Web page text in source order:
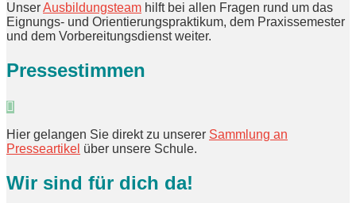
UnserAusbildungsteam hilft bei allen Fragen rund um das
Eignungs- und Orientierungspraktikum, dem Praxissemester
und dem Vorbereitungsdienst weiter.
Pressestimmen
Hier gelangen Sie direkt zu unserer Sammlung an
Presseartikel über unsere Schule.
Wir sind für dich da!